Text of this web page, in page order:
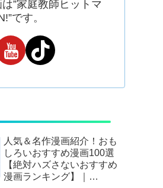
”家庭教師ヒットマ
です。
人気＆名作漫画紹介！おも
しろいおすすめ漫画100選
【絶対ハズさないおすすめ
漫画ランキング】｜